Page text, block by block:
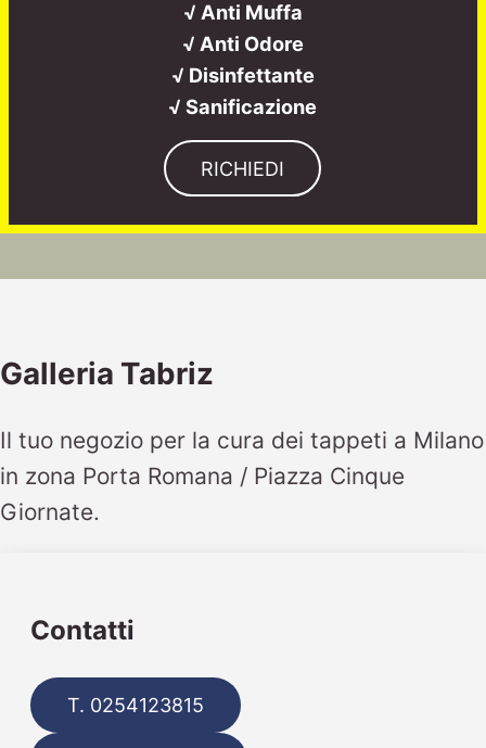
√ Anti Muffa
√ Anti Odore
√ Disinfettante
√ Sanificazione
RICHIEDI
Galleria Tabriz
Il tuo negozio per la cura dei tappeti a Milano
in zona Porta Romana / Piazza Cinque
Giornate.
Contatti
T. 0254123815